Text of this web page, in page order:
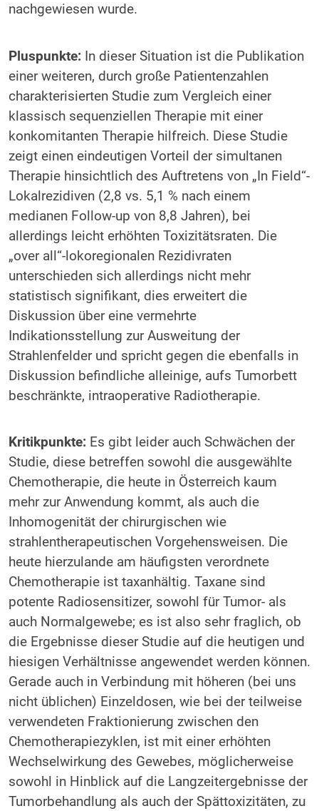
nachgewiesen wurde.
Pluspunkte: In dieser Situation ist die Publikation
einer weiteren, durch große Patientenzahlen
charakterisierten Studie zum Vergleich einer
klassisch sequenziellen Therapie mit einer
konkomitanten Therapie hilfreich. Diese Studie
zeigt einen eindeutigen Vorteil der simultanen
Therapie hinsichtlich des Auftretens von „In Field“-
Lokalrezidiven (2,8 vs. 5,1 % nach einem
medianen Follow-up von 8,8 Jahren), bei
allerdings leicht erhöhten Toxizitätsraten. Die
„over all“-lokoregionalen Rezidivraten
unterschieden sich allerdings nicht mehr
statistisch signifikant, dies erweitert die
Diskussion über eine vermehrte
Indikationsstellung zur Ausweitung der
Strahlenfelder und spricht gegen die ebenfalls in
Diskussion befindliche alleinige, aufs Tumorbett
beschränkte, intraoperative Radiotherapie.
Kritikpunkte: Es gibt leider auch Schwächen der
Studie, diese betreffen sowohl die ausgewählte
Chemotherapie, die heute in Österreich kaum
mehr zur Anwendung kommt, als auch die
Inhomogenität der chirurgischen wie
strahlentherapeutischen Vorgehensweisen. Die
heute hierzulande am häufigsten verordnete
Chemotherapie ist taxanhältig. Taxane sind
potente Radiosensitizer, sowohl für Tumor- als
auch Normalgewebe; es ist also sehr fraglich, ob
die Ergebnisse dieser Studie auf die heutigen und
hiesigen Verhältnisse angewendet werden können.
Gerade auch in Verbindung mit höheren (bei uns
nicht üblichen) Einzeldosen, wie bei der teilweise
verwendeten Fraktionierung zwischen den
Chemotherapiezyklen, ist mit einer erhöhten
Wechselwirkung des Gewebes, möglicherweise
sowohl in Hinblick auf die Langzeitergebnisse der
Tumorbehandlung als auch der Spättoxizitäten, zu